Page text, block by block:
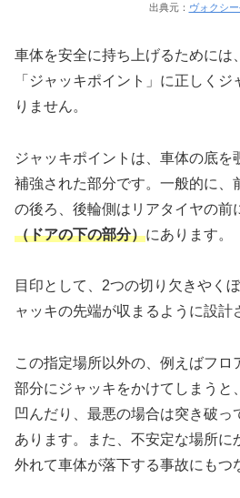
出典元： ヴォクシ
車体を安全に持ち上げるためには
「ジャッキポイント」に正しく
りません。
ジャッキポイントは、車体の底を
補強された部分です。一般的に、
の後ろ、後輪側はリアタイヤの前
（ドアの下の部分）にあります。
目印として、2つの切り欠きやく
ャッキの先端が収まるように設計
この指定場所以外の、例えばフロ
部分にジャッキをかけてしまうと
凹んだり、最悪の場合は突き破っ
あります。また、不安定な場所に
外れて車体が落下する事故にもつ